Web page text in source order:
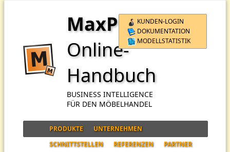
KUNDEN-LOGIN
DOKUMENTATION
MODELLSTATISTIK
MaxPro
Online-
Handbuch
BUSINESS INTELLIGENCE
FÜR DEN MÖBELHANDEL
PRODUKTE
UNTERNEHMEN
SCHNITTSTELLEN
REFERENZEN
PARTNER